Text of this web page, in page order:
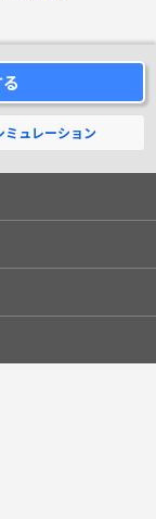
ミュレーション